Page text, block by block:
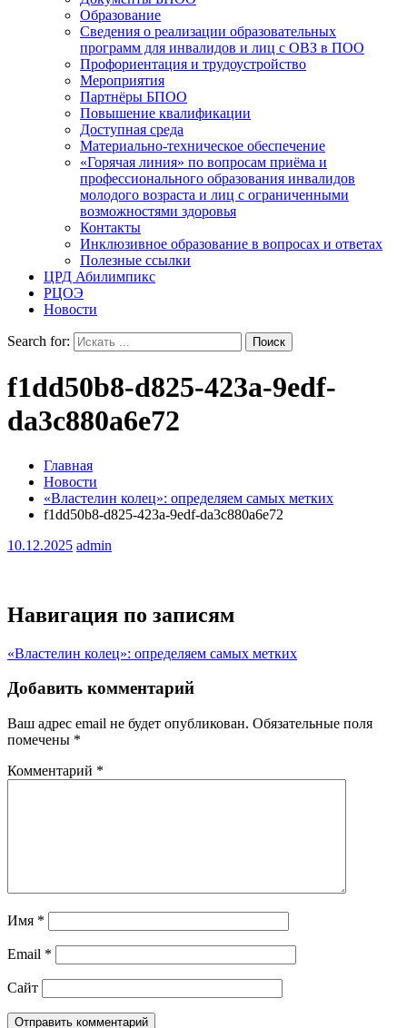
Образование
Сведения о реализации образовательных
программ для инвалидов и лиц с ОВЗ в ПОО
Профориентация и трудоустройство
Мероприятия
Партнёры БПОО
Повышение квалификации
Доступная среда
Материально-техническое обеспечение
«Горячая линия» по вопросам приёма и
профессионального образования инвалидов
молодого возраста и лиц с ограниченными
возможностями здоровья
Контакты
Инклюзивное образование в вопросах и ответах
Полезные ссылки
ЦРД Абилимпикс
РЦОЭ
Новости
Search for:
f1dd50b8-d825-423a-9edf-
da3c880a6e72
Главная
Новости
«Властелин колец»: определяем самых метких
f1dd50b8-d825-423a-9edf-da3c880a6e72
10.12.2025 admin
Навигация по записям
«Властелин колец»: определяем самых метких
Добавить комментарий
Ваш адрес email не будет опубликован. Обязательные поля
помечены *
Комментарий *
Имя *
Email *
Сайт